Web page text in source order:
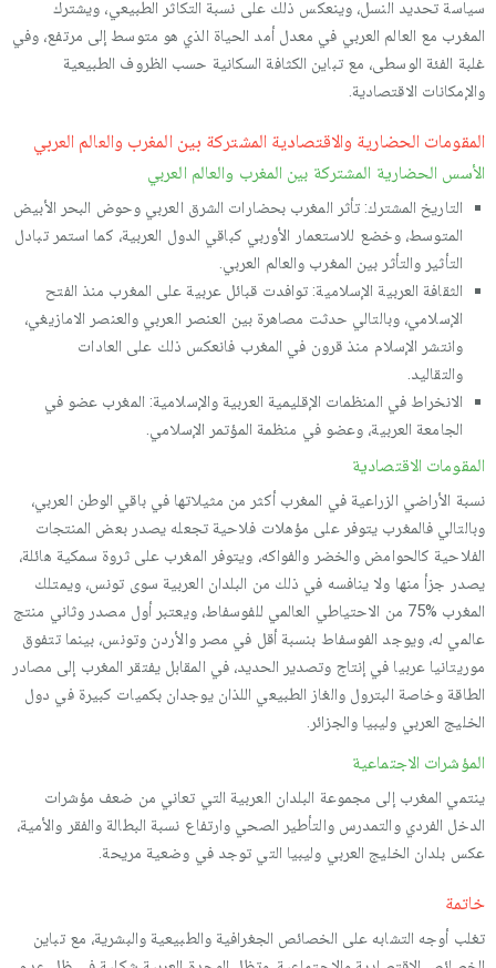
سياسة تحديد النسل، وينعكس ذلك على نسبة التكاثر الطبيعي، ويشترك
المغرب مع العالم العربي في معدل أمد الحياة الذي هو متوسط إلى مرتفع، وفي
غلبة الفئة الوسطى، مع تباين الكثافة السكانية حسب الظروف الطبيعية
والإمكانات الاقتصادية.
المقومات الحضارية والاقتصادية المشتركة بين المغرب والعالم العربي
الأسس الحضارية المشتركة بين المغرب والعالم العربي
التاريخ المشترك: تأثر المغرب بحضارات الشرق العربي وحوض البحر الأبيض
المتوسط، وخضع للاستعمار الأوربي كباقي الدول العربية، كما استمر تبادل
التأثير والتأثر بين المغرب والعالم العربي.
الثقافة العربية الإسلامية: توافدت قبائل عربية على المغرب منذ الفتح
الإسلامي، وبالتالي حدثت مصاهرة بين العنصر العربي والعنصر الامازيغي،
وانتشر الإسلام منذ قرون في المغرب فانعكس ذلك على العادات
والتقاليد.
الانخراط في المنظمات الإقليمية العربية والإسلامية: المغرب عضو في
الجامعة العربية، وعضو في منظمة المؤتمر الإسلامي.
المقومات الاقتصادية
نسبة الأراضي الزراعية في المغرب أكثر من مثيلاتها في باقي الوطن العربي،
وبالتالي فالمغرب يتوفر على مؤهلات فلاحية تجعله يصدر بعض المنتجات
الفلاحية كالحوامض والخضر والفواكه، ويتوفر المغرب على ثروة سمكية هائلة،
يصدر جزأ منها ولا ينافسه في ذلك من البلدان العربية سوى تونس، ويمتلك
المغرب %75 من الاحتياطي العالمي للفوسفاط، ويعتبر أول مصدر وثاني منتج
عالمي له، ويوجد الفوسفاط بنسبة أقل في مصر والأردن وتونس، بينما تتفوق
موريتانيا عربيا في إنتاج وتصدير الحديد، في المقابل يفتقر المغرب إلى مصادر
الطاقة وخاصة البترول والغاز الطبيعي اللذان يوجدان بكميات كبيرة في دول
الخليج العربي وليبيا والجزائر.
المؤشرات الاجتماعية
ينتمي المغرب إلى مجموعة البلدان العربية التي تعاني من ضعف مؤشرات
الدخل الفردي والتمدرس والتأطير الصحي وارتفاع نسبة البطالة والفقر والأمية،
عكس بلدان الخليج العربي وليبيا التي توجد في وضعية مريحة.
خاتمة
تغلب أوجه التشابه على الخصائص الجغرافية والطبيعية والبشرية، مع تباين